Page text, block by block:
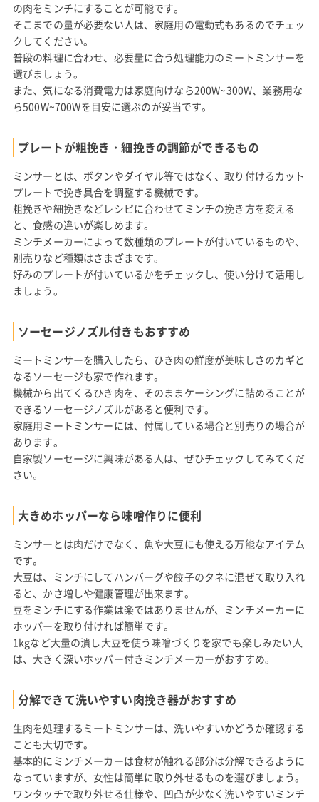
の肉をミンチにすることが可能です。
そこまでの量が必要ない人は、家庭用の電動式もあるのでチェッ
クしてください。
普段の料理に合わせ、必要量に合う処理能力のミートミンサーを
選びましょう。
また、気になる消費電力は家庭向けなら200W~300W、業務用な
ら500W~700Wを目安に選ぶのが妥当です。
プレートが粗挽き・細挽きの調節ができるもの
ミンサーとは、ボタンやダイヤル等ではなく、取り付けるカット
プレートで挽き具合を調整する機械です。
粗挽きや細挽きなどレシピに合わせてミンチの挽き方を変える
と、食感の違いが楽しめます。
ミンチメーカーによって数種類のプレートが付いているものや、
別売りなど種類はさまざまです。
好みのプレートが付いているかをチェックし、使い分けて活用し
ましょう。
ソーセージノズル付きもおすすめ
ミートミンサーを購入したら、ひき肉の鮮度が美味しさのカギと
なるソーセージも家で作れます。
機械から出てくるひき肉を、そのままケーシングに詰めることが
できるソーセージノズルがあると便利です。
家庭用ミートミンサーには、付属している場合と別売りの場合が
あります。
自家製ソーセージに興味がある人は、ぜひチェックしてみてくだ
さい。
大きめホッパーなら味噌作りに便利
ミンサーとは肉だけでなく、魚や大豆にも使える万能なアイテム
です。
大豆は、ミンチにしてハンバーグや餃子のタネに混ぜて取り入れ
ると、かさ増しや健康管理が出来ます。
豆をミンチにする作業は楽ではありませんが、ミンチメーカーに
ホッパーを取り付ければ簡単です。
1kgなど大量の潰し大豆を使う味噌づくりを家でも楽しみたい人
は、大きく深いホッパー付きミンチメーカーがおすすめ。
分解できて洗いやすい肉挽き器がおすすめ
生肉を処理するミートミンサーは、洗いやすいかどうか確認する
ことも大切です。
基本的にミンチメーカーは食材が触れる部分は分解できるように
なっていますが、女性は簡単に取り外せるものを選びましょう。
ワンタッチで取り外せる仕様や、凹凸が少なく洗いやすいミンチ